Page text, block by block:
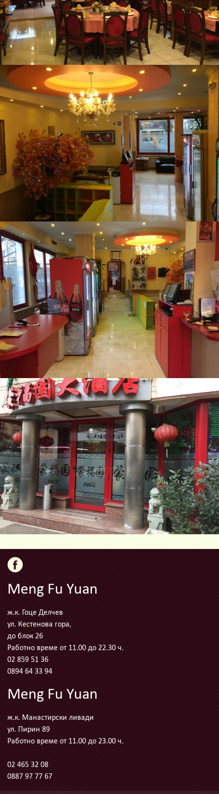
Meng Fu Yuan
ж.к. Гоце Делчев
ул. Кестенова гора,
до блок 26
Работно време от 11.00 до 22.30 ч.
02 859 51 36
0894 64 33 94
Meng Fu Yuan
ж.к. Манастирски ливади
ул. Пирин 89
Работно време от 11.00 до 23.00 ч.
02 465 32 08
0887 97 77 67